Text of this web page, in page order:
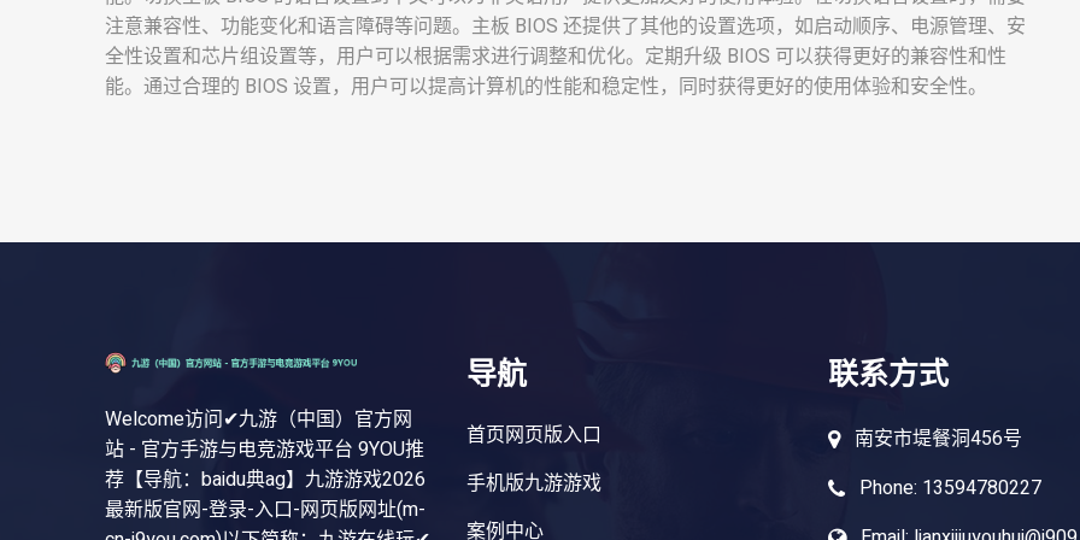
注意兼容性、功能变化和语言障碍等问题。主板 BIOS 还提供了其他的设置选项，如启动顺序、电源管理、安
全性设置和芯片组设置等，用户可以根据需求进行调整和优化。定期升级 BIOS 可以获得更好的兼容性和性
能。通过合理的 BIOS 设置，用户可以提高计算机的性能和稳定性，同时获得更好的使用体验和安全性。
Welcome访问✔九游（中国）官方网
站 - 官方手游与电竞游戏平台 9YOU推
荐【导航：baidu典ag】九游游戏2026
最新版官网-登录-入口-网页版网址(m-
导航
首页网页版入口
手机版九游游戏
案例中心
联系方式
南安市堤餐洞456号
Phone: 13594780227